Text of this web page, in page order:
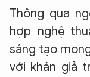
Thông qua
hợp nghệ
sáng tạo
với khán giả